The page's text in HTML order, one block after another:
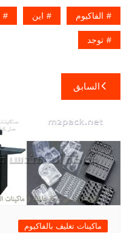
الفاكيوم اين
توجد
تصفّح
المقالات
السابق
ماكينات تغليف بالفاكيوم